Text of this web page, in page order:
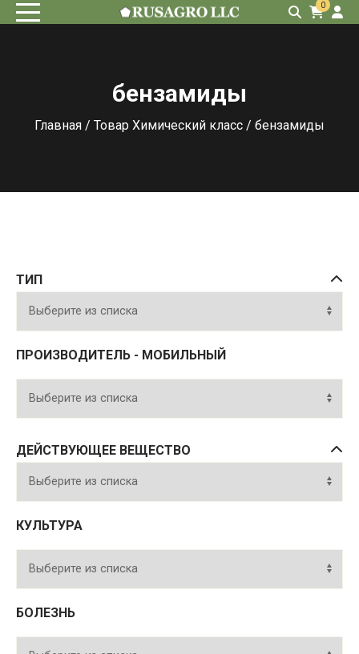
0
бензамиды
Главная / Товар Химический класс / бензамиды
ТИП
ПРОИЗВОДИТЕЛЬ - МОБИЛЬНЫЙ
ДЕЙСТВУЮЩЕЕ ВЕЩЕСТВО
КУЛЬТУРА
БОЛЕЗНЬ